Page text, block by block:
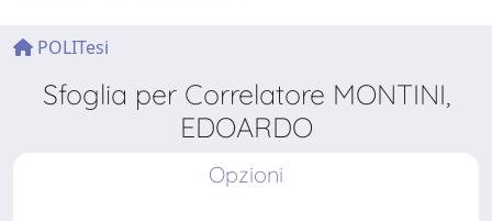
POLITesi
Sfoglia per Correlatore MONTINI,
EDOARDO
Opzioni